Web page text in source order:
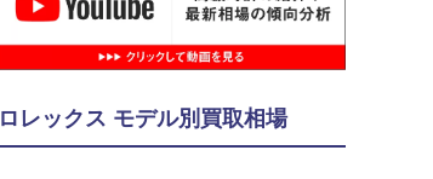
ロレックス モデル別買取相場